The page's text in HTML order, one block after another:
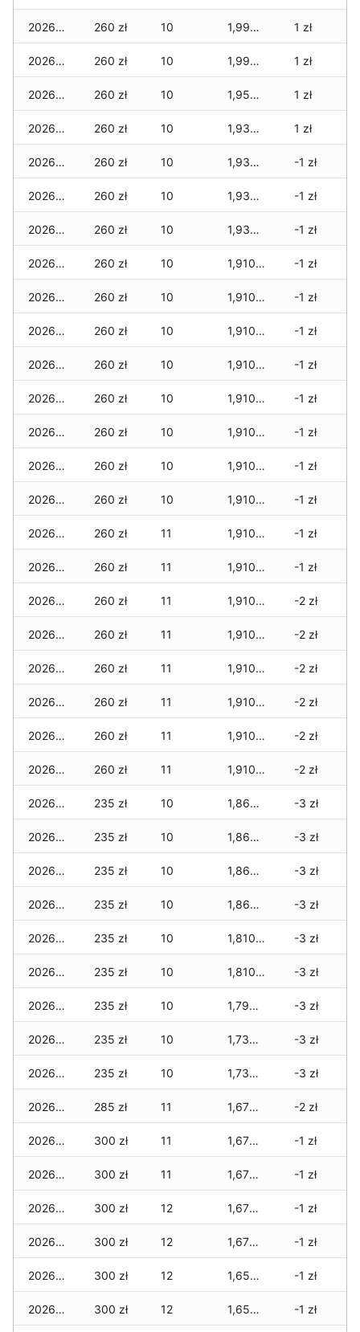
2026-02-11 260 zł 10 1,990 zł 1 zł
2026-02-10 260 zł 10 1,990 zł 1 zł
2026-02-09 260 zł 10 1,950 zł 1 zł
2026-02-08 260 zł 10 1,935 zł 1 zł
2026-02-07 260 zł 10 1,935 zł -1 zł
2026-02-06 260 zł 10 1,935 zł -1 zł
2026-02-05 260 zł 10 1,935 zł -1 zł
2026-02-04 260 zł 10 1,910 zł -1 zł
2026-02-03 260 zł 10 1,910 zł -1 zł
2026-02-02 260 zł 10 1,910 zł -1 zł
2026-02-01 260 zł 10 1,910 zł -1 zł
2026-01-31 260 zł 10 1,910 zł -1 zł
2026-01-30 260 zł 10 1,910 zł -1 zł
2026-01-29 260 zł 10 1,910 zł -1 zł
2026-01-28 260 zł 10 1,910 zł -1 zł
2026-01-27 260 zł 11 1,910 zł -1 zł
2026-01-26 260 zł 11 1,910 zł -1 zł
2026-01-25 260 zł 11 1,910 zł -2 zł
2026-01-24 260 zł 11 1,910 zł -2 zł
2026-01-23 260 zł 11 1,910 zł -2 zł
2026-01-22 260 zł 11 1,910 zł -2 zł
2026-01-21 260 zł 11 1,910 zł -2 zł
2026-01-20 260 zł 11 1,910 zł -2 zł
2026-01-19 235 zł 10 1,860 zł -3 zł
2026-01-18 235 zł 10 1,860 zł -3 zł
2026-01-17 235 zł 10 1,860 zł -3 zł
2026-01-16 235 zł 10 1,860 zł -3 zł
2026-01-15 235 zł 10 1,810 zł -3 zł
2026-01-14 235 zł 10 1,810 zł -3 zł
2026-01-13 235 zł 10 1,795 zł -3 zł
2026-01-12 235 zł 10 1,730 zł -3 zł
2026-01-11 235 zł 10 1,730 zł -3 zł
2026-01-09 285 zł 11 1,675 zł -2 zł
2026-01-08 300 zł 11 1,675 zł -1 zł
2026-01-07 300 zł 11 1,675 zł -1 zł
2026-01-06 300 zł 12 1,675 zł -1 zł
2026-01-05 300 zł 12 1,675 zł -1 zł
2026-01-04 300 zł 12 1,650 zł -1 zł
2026-01-03 300 zł 12 1,650 zł -1 zł